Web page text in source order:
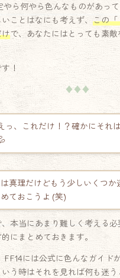
やら何やら色んなものがあっ
ことはなにも考えず、 この「
けで、あなたにはとっても素
！
♦♦♦
っ、これだけ！？確かにそれ
真理だけどもう少しいくつか
ておこうよ (笑)
、本当にあまり難しく考える
にまとめておきます。
FF14には公式に色んなガイド
う時はそれを見れば何も迷う